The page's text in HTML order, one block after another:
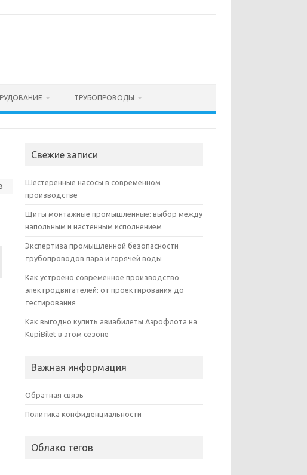
ТРУБОПРОВОДЫ
Свежие записи
Шестеренные насосы в современном
производстве
Щиты монтажные промышленные: выбор между
напольным и настенным исполнением
Экспертиза промышленной безопасности
трубопроводов пара и горячей воды
Как устроено современное производство
электродвигателей: от проектирования до
тестирования
Как выгодно купить авиабилеты Аэрофлота на
KupiBilet в этом сезоне
Важная информация
Обратная связь
Политика конфиденциальности
Облако тегов